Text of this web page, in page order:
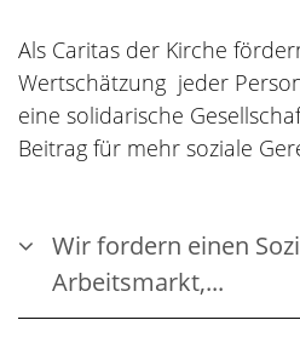
Als Caritas der Kirche
Wertschätzung jeder
eine solidarische
Beitrag für mehr soziale
Wir fordern einen
Arbeitsmarkt,...